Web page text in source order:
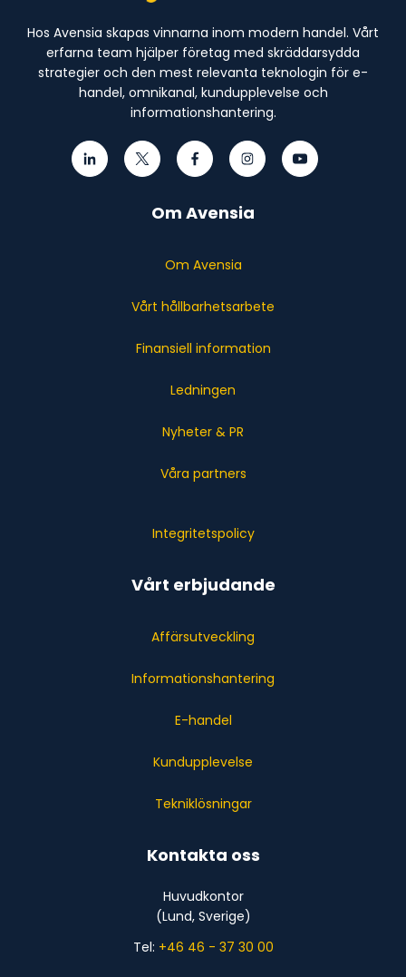
Hos Avensia skapas vinnarna inom modern handel. Vårt
erfarna team hjälper företag med skräddarsydda
strategier och den mest relevanta teknologin för e-
handel, omnikanal, kundupplevelse och
informationshantering.
Om Avensia
Om Avensia
Vårt hållbarhetsarbete
Finansiell information
Ledningen
Nyheter & PR
Våra partners
Integritetspolicy
Vårt erbjudande
Affärsutveckling
Informationshantering
E-handel
Kundupplevelse
Tekniklösningar
Kontakta oss
Huvudkontor
(Lund, Sverige)
Tel: +46 46 - 37 30 00